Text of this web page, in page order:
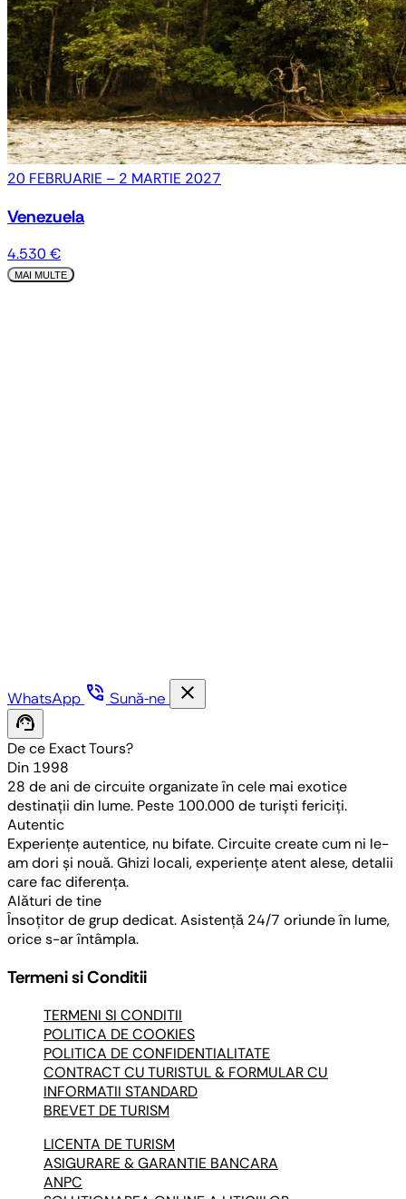
20 FEBRUARIE – 2 MARTIE 2027
Venezuela
4.530 €
MAI MULTE
WhatsApp phone_in_talk Sună-ne
close
support_agent
De ce Exact Tours?
Din 1998
28 de ani de circuite organizate în cele mai exotice
destinații din lume. Peste 100.000 de turiști fericiți.
Autentic
Experiențe autentice, nu bifate. Circuite create cum ni le-
am dori și nouă. Ghizi locali, experiențe atent alese, detalii
care fac diferența.
Alături de tine
Însoțitor de grup dedicat. Asistență 24/7 oriunde în lume,
orice s-ar întâmpla.
Termeni si Conditii
TERMENI SI CONDITII
POLITICA DE COOKIES
POLITICA DE CONFIDENTIALITATE
CONTRACT CU TURISTUL & FORMULAR CU
INFORMATII STANDARD
BREVET DE TURISM
LICENTA DE TURISM
ASIGURARE & GARANTIE BANCARA
ANPC